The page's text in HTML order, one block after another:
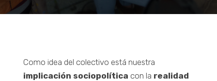
Como idea del colectivo está nuestra
implicación sociopolítica con la realidad